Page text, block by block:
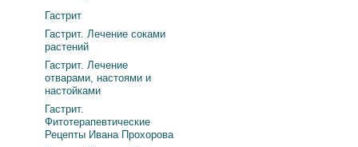
Гастрит
Гастрит. Лечение соками
растений
Гастрит. Лечение
отварами, настоями и
настойками
Гастрит.
Фитотерапевтические
Рецепты Ивана Прохорова